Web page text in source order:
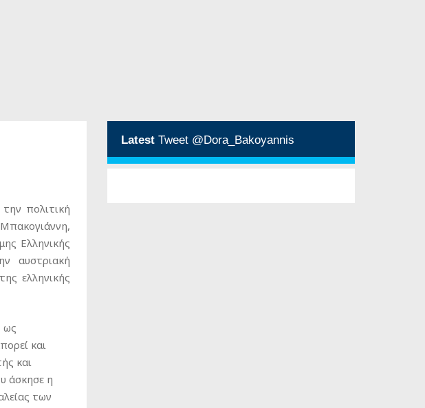
πολιτική
Ελληνικής
αυστριακή
ελληνικής
ως
και
και
άσκησε η
των
Latest Tweet @Dora_Bakoyannis